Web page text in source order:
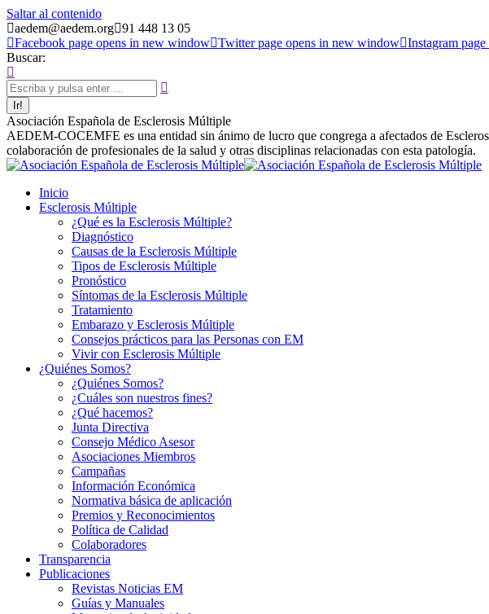
Saltar al contenido
aedem@aedem.org 91 448 13 05
Facebook page opens in new window Twitter page opens in new window Instagram
Buscar:
Asociación Española de Esclerosis Múltiple
AEDEM-COCEMFE es una entidad sin ánimo de lucro que congrega a afectados de
colaboración de profesionales de la salud y otras disciplinas relacionadas con esta patología.
Inicio
Esclerosis Múltiple
¿Qué es la Esclerosis Múltiple?
Diagnóstico
Causas de la Esclerosis Múltiple
Tipos de Esclerosis Múltiple
Pronóstico
Síntomas de la Esclerosis Múltiple
Tratamiento
Embarazo y Esclerosis Múltiple
Consejos prácticos para las Personas con EM
Vivir con Esclerosis Múltiple
¿Quiénes Somos?
¿Quiénes Somos?
¿Cuáles son nuestros fines?
¿Qué hacemos?
Junta Directiva
Consejo Médico Asesor
Asociaciones Miembros
Campañas
Información Económica
Normativa básica de aplicación
Premios y Reconocimientos
Política de Calidad
Colaboradores
Transparencia
Publicaciones
Revistas Noticias EM
Guías y Manuales